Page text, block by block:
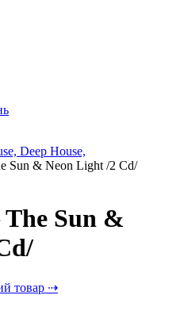
Deep House,
Sun & Neon Light /2 Cd/
The Sun &
товар ⇢